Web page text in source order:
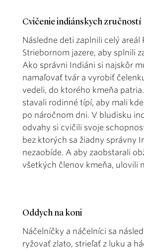
Cvičenie indiánskych zručností
Následne deti zaplnili celý areál
Striebornom jazere, aby splnili
Ako správni Indiáni si najskôr
namaľovať tvár a vyrobiť
vedeli, do ktorého kmeňa
stavali rodinné típí, aby mali
po náročnom dni. V bludisku
odvahy si cvičili svoje
bez ktorých sa žiadny správny
nezaobíde. A aby zaobstarali
všetkých členov kmeňa, ulovili
Oddych na koni
Náčelníčky a náčelníci sa
ryžovať zlato, strieľať z luku a